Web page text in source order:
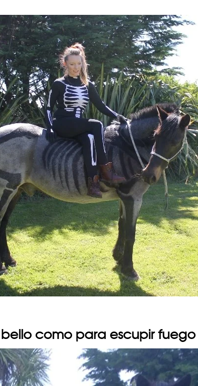
como para escupir fuego